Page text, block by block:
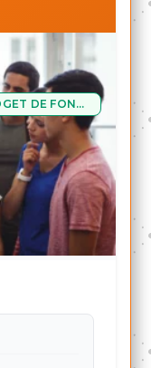
100% FINANCÉ PAR VOTRE BUDGET DE FONCTIONNEMENT OU PAR L'EMPLOYEUR